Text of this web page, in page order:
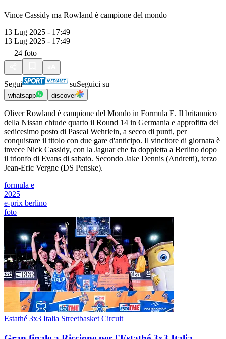
Vince Cassidy ma Rowland è campione del mondo
13 Lug 2025 - 17:49
13 Lug 2025 - 17:49
24 foto
Segui suSeguici su
whatsapp discover
Oliver Rowland è campione del Mondo in Formula E. Il britannico
della Nissan chiude quarto il Round 14 in Germania e approfitta del
sedicesimo posto di Pascal Wehrlein, a secco di punti, per
conquistare il titolo con due gare d'anticipo. Il vincitore di giornata è
invece Nick Cassidy, con la Jaguar che fa doppietta a Berlino dopo
il trionfo di Evans di sabato. Secondo Jake Dennis (Andretti), terzo
Jean-Eric Vergne (DS Penske).
formula e
2025
e-prix berlino
foto
Estathé 3x3 Italia Streetbasket Circuit